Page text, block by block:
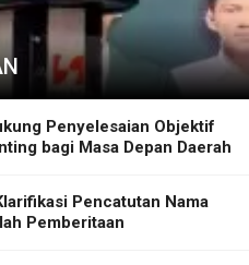
Penyelesaian Objektif
bagi Masa Depan Daerah
Pencatutan Nama
Pemberitaan